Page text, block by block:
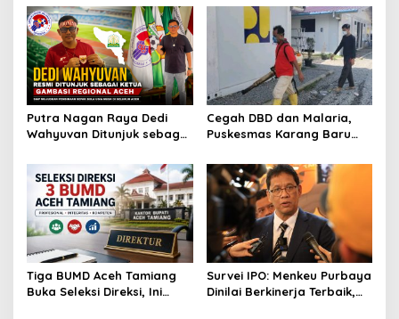
Lokal Aceh Resmi Dikontrak
Putra Nagan Raya Dedi
Wahyuvan Ditunjuk sebagai
Aceh
Cegah DBD dan Malaria,
Puskesmas Karang Baru
Tiga BUMD Aceh Tamiang
Buka Seleksi Direksi, Ini
Survei IPO: Menkeu Purbaya
Dinilai Berkinerja Terbaik,